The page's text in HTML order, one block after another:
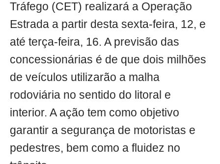
Tráfego (CET) realizará a Operação
Estrada a partir desta sexta-feira, 12, e
até terça-feira, 16. A previsão das
concessionárias é de que dois milhões
de veículos utilizarão a malha
rodoviária no sentido do litoral e
interior. A ação tem como objetivo
garantir a segurança de motoristas e
pedestres, bem como a fluidez no